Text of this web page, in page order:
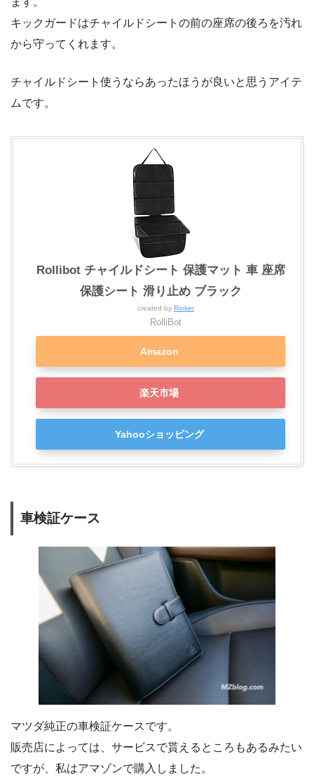
キックガードはチャイルドシートの前の座席の後ろを汚れ
から守ってくれます。
チャイルドシート使うならあったほうが良いと思うアイテ
ムです。
Rollibot チャイルドシート 保護マット 車 座席
保護シート 滑り止め ブラック
created by Rinker
RolliBot
Amazon
楽天市場
Yahooショッピング
車検証ケース
マツダ純正の車検証ケースです。
販売店によっては、サービスで貰えるところもあるみたい
ですが、私はアマゾンで購入しました。